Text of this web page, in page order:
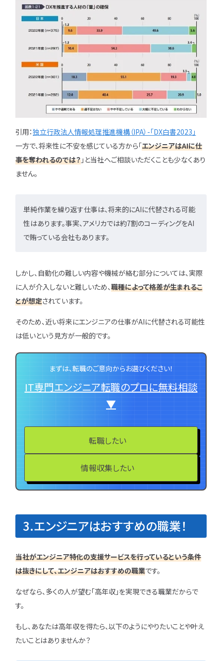
引用：独立行政法人情報処理推進機構（IPA）-「DX白書2023」
一方で、将来性に不安を感じている方から「エンジニアはAIに仕
事を奪われるのでは？ 」と当社へご相談いただくことも少なくあり
ません。
単純作業を繰り返す仕事は、将来的にAIに代替される可能
性はあります。事実、アメリカでは約7割のコーディングをAI
で賄っている会社もあります。
しかし、自動化の難しい内容や機械が絡む部分については、実際
に人が介入しないと難しいため、職種によって格差が生まれるこ
とが想定されています。
そのため、近い将来にエンジニアの仕事がAIに代替される可能性
は低いという見方が一般的です。
まずは、転職のご意向からお選びください！
IT専門エンジニア転職のプロに無料相談
▼
転職したい
情報収集したい
3.エンジニアはおすすめの職業！
当社がエンジニア特化の支援サービスを行っているという条件
は抜きにして、エンジニアはおすすめの職業です。
なぜなら、多くの人が望む「高年収」を実現できる職業だからで
す。
もし、あなたは高年収を得たら、以下のようにやりたいことや叶え
たいことはありませんか？